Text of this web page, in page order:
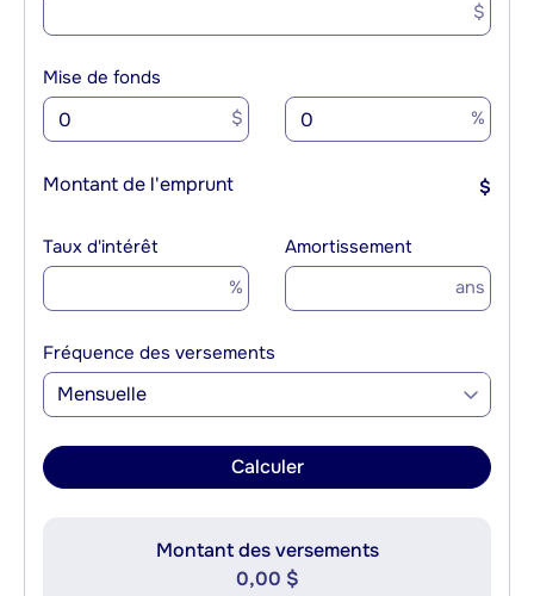
$
Mise de fonds
$ %
Montant de l'emprunt $
Taux d'intérêt
%
Amortissement
ans
Fréquence des versements
Mensuelle
Calculer
Montant des versements
0,00 $